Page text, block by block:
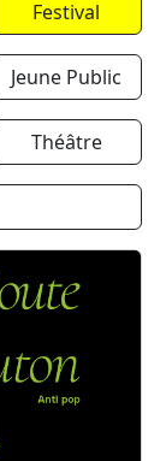
Festival
Jeune Public
Théâtre